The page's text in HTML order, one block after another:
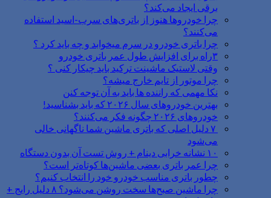
برقی ایجاد می‌کند؟
چرا خودروها هنوز از باتری‌های سرب-اسید استفاده
می‌کنند؟
چرا باتری خودرو در سرم میخوابد و چه باید کرد ؟
۳راه برای افزایش طول عمر باتری خودرو
وقتی لاستیک ماشینت ترکید باید چیکار کنی ؟
چرا موتور از تایم خارج میشه؟
نکا مهمی که راننده ها باید به آن توجه کنن
بهترین خودروهای سال ۲۰۲۶ که باید بشناسید!
خودروهای ۲۰۲۶ چگونه فکر می‌کنند؟
۷ دلیل اصلی که باتری ماشین شما ناگهانی خالی
می‌شود
۱۰ نشانه خرابی دینام + روش تست آن بدون دستگاه
چرا عمر باتری بعضی ماشین‌ها کوتاه‌تر است؟
چطور باتری مناسب خودرو خود را انتخاب کنیم؟
چرا ماشین صبح‌ها سخت روشن می‌شود؟ ۸ دلیل رایج +